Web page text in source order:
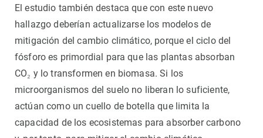
El estudio también destaca que con este nuevo
hallazgo deberían actualizarse los modelos de
mitigación del cambio climático, porque el ciclo del
fósforo es primordial para que las plantas absorban
CO₂ y lo transformen en biomasa. Si los
microorganismos del suelo no liberan lo suficiente,
actúan como un cuello de botella que limita la
capacidad de los ecosistemas para absorber carbono